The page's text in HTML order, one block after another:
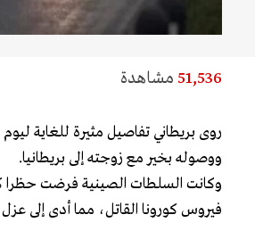
51,536 مشاهدة
روى بريطاني تفاصيل مثيرة للغاية
ووصوله بخير مع زوجته إلى بريطانيا.
وكانت السلطات الصينية فرضت حظرا
فيروس كورونا القاتل، مما أدى إلى عزل